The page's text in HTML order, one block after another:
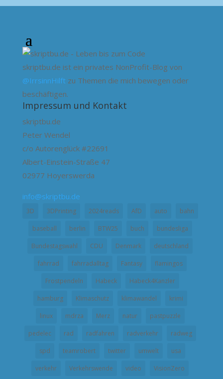
skriptbu.de ist ein privates NonProfit-Blog von
@IrrsinnHilftzu Themen die mich bewegen oder
beschäftigen.
Impressum und Kontakt
skriptbu.de
Peter Wendel
c/o Autorenglück #22691
Albert-Einstein-Straße 47
02977 Hoyerswerda
info@skriptbu.de
3D 3DPrinting 2024reads AfD auto bahn
baseball berlin BTW25 buch bundesliga
Bundestagswahl CDU Denmark deutschland
fahrrad fahrradalltag Fantasy flamingos
Frostpendeln Habeck Habeck4Kanzler
hamburg Klimaschutz klimawandel krimi
linux mdrza Merz natur pastpuzzle
pedelec rad radfahren radverkehr radweg
spd teamrobert twitter umwelt usa
verkehr Verkehrswende video VisionZero